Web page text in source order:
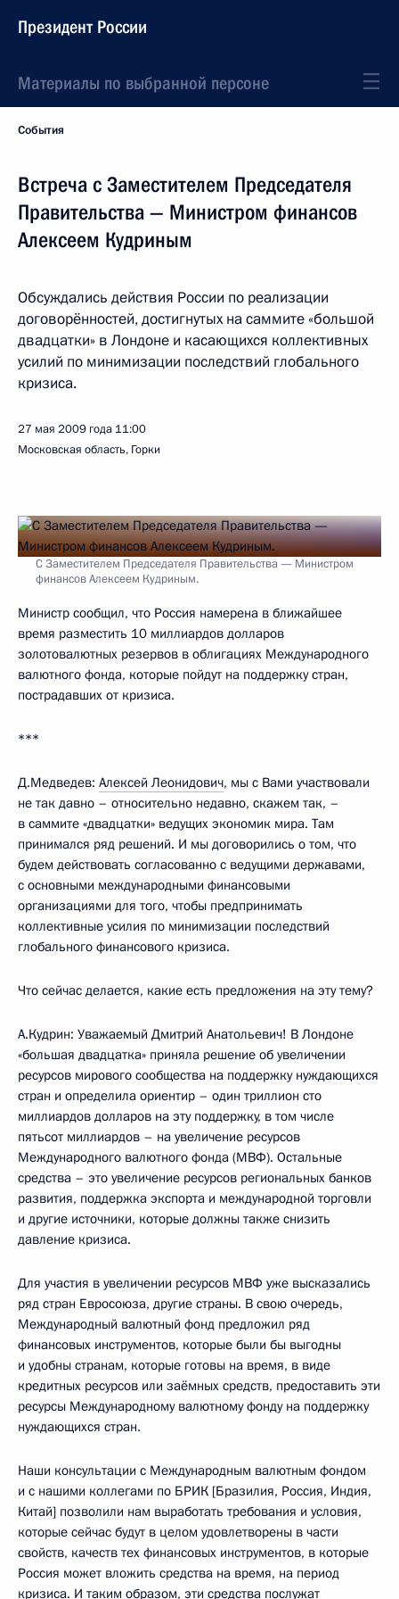
Президент России
Материалы по выбранной персоне
События
Встреча с Заместителем Председателя
Правительства — Министром финансов
Алексеем Кудриным
Обсуждались действия России по реализации
договорённостей, достигнутых на саммите «большой
двадцатки» в Лондоне и касающихся коллективных
усилий по минимизации последствий глобального
кризиса.
27 мая 2009 года 11:00
Московская область, Горки
С Заместителем Председателя Правительства — Министром
финансов Алексеем Кудриным.
Министр сообщил, что Россия намерена в ближайшее
время разместить 10 миллиардов долларов
золотовалютных резервов в облигациях Международного
валютного фонда, которые пойдут на поддержку стран,
пострадавших от кризиса.
***
Д.Медведев: Алексей Леонидович, мы с Вами участвовали
не так давно – относительно недавно, скажем так, –
в саммите «двадцатки» ведущих экономик мира. Там
принимался ряд решений. И мы договорились о том, что
будем действовать согласованно с ведущими державами,
с основными международными финансовыми
организациями для того, чтобы предпринимать
коллективные усилия по минимизации последствий
глобального финансового кризиса.
Что сейчас делается, какие есть предложения на эту тему?
А.Кудрин: Уважаемый Дмитрий Анатольевич! В Лондоне
«большая двадцатка» приняла решение об увеличении
ресурсов мирового сообщества на поддержку нуждающихся
стран и определила ориентир – один триллион сто
миллиардов долларов на эту поддержку, в том числе
пятьсот миллиардов – на увеличение ресурсов
Международного валютного фонда (МВФ). Остальные
средства – это увеличение ресурсов региональных банков
развития, поддержка экспорта и международной торговли
и другие источники, которые должны также снизить
давление кризиса.
Для участия в увеличении ресурсов МВФ уже высказались
ряд стран Евросоюза, другие страны. В свою очередь,
Международный валютный фонд предложил ряд
финансовых инструментов, которые были бы выгодны
и удобны странам, которые готовы на время, в виде
кредитных ресурсов или заёмных средств, предоставить эти
ресурсы Международному валютному фонду на поддержку
нуждающихся стран.
Наши консультации с Международным валютным фондом
и с нашими коллегами по БРИК [Бразилия, Россия, Индия,
Китай] позволили нам выработать требования и условия,
которые сейчас будут в целом удовлетворены в части
свойств, качеств тех финансовых инструментов, в которые
Россия может вложить средства на время, на период
кризиса. И таким образом, эти средства послужат